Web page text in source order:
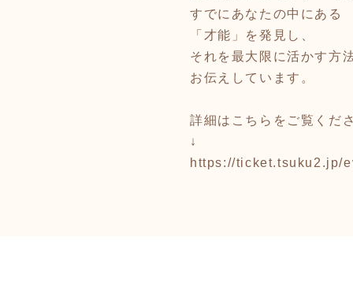
すでにあなたの中にある
「才能」を発見し、
それを最大限に活かす方
お伝えしています。
詳細はこちらをご覧くだ
↓
https://ticket.tsuku2.jp/